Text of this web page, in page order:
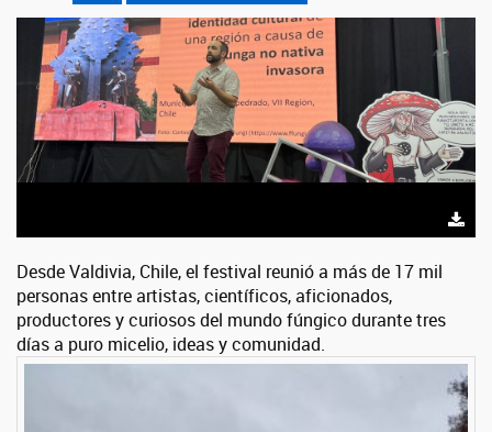
Desde Valdivia, Chile, el festival reunió a más de 17 mil
personas entre artistas, científicos, aficionados,
productores y curiosos del mundo fúngico durante tres
días a puro micelio, ideas y comunidad.